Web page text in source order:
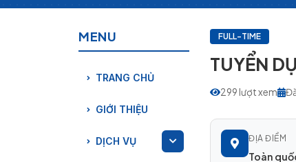
MENU
TRANG CHỦ
GIỚI THIỆU
DỊCH VỤ
FULL-TIME
TUYỂN
299 lượt xem
ĐỊA ĐIỂM
Toàn